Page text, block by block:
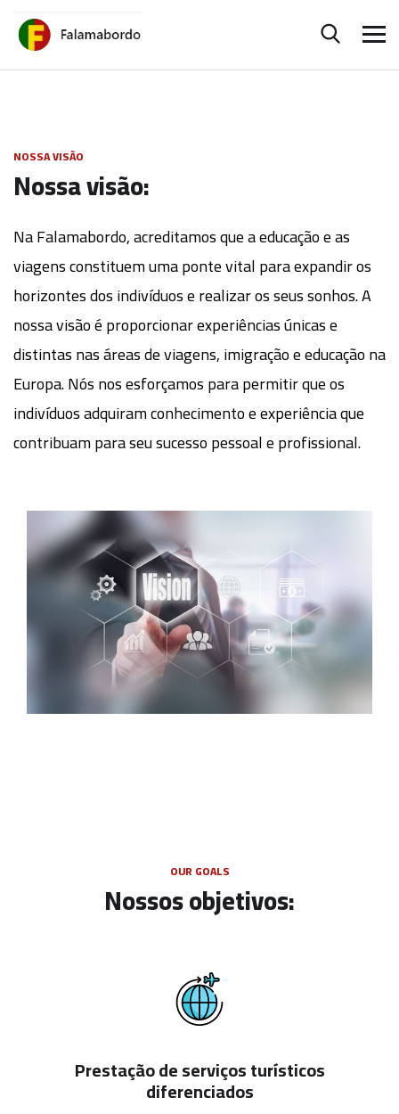
NOSSA VISÃO
Nossa visão:
Na Falamabordo, acreditamos que a educação e as
viagens constituem uma ponte vital para expandir os
horizontes dos indivíduos e realizar os seus sonhos. A
nossa visão é proporcionar experiências únicas e
distintas nas áreas de viagens, imigração e educação na
Europa. Nós nos esforçamos para permitir que os
indivíduos adquiram conhecimento e experiência que
contribuam para seu sucesso pessoal e profissional.
OUR GOALS
Nossos objetivos:
Prestação de serviços turísticos
diferenciados